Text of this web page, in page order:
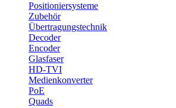
Positioniersysteme
Zubehör
Übertragungstechnik
Decoder
Encoder
Glasfaser
HD-TVI
Medienkonverter
PoE
Quads